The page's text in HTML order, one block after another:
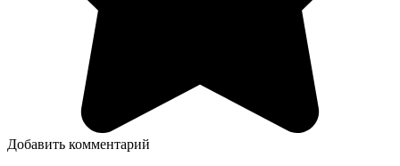
Добавить комментарий